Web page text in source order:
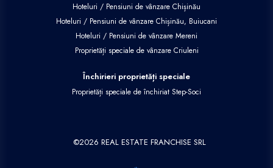
Hoteluri / Pensiuni de vânzare Chișinău
Hoteluri / Pensiuni de vânzare Chișinău, Buiucani
Hoteluri / Pensiuni de vânzare Mereni
Proprietăți speciale de vânzare Criuleni
Închirieri proprietăți speciale
Proprietăți speciale de închiriat Step-Soci
©2026 REAL ESTATE FRANCHISE SRL